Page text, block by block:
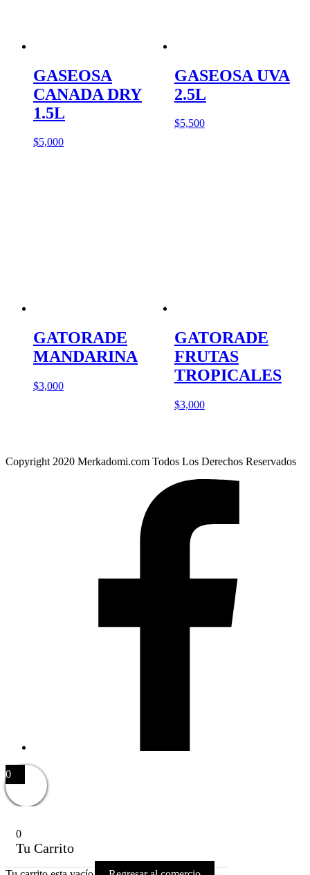
GASEOSA
CANADA DRY
1.5L
$5,000
GASEOSA UVA
2.5L
$5,500
GATORADE
MANDARINA
$3,000
GATORADE
FRUTAS
TROPICALES
$3,000
Copyright 2020 Merkadomi.com Todos Los Derechos Reservados
0
0
Tu Carrito